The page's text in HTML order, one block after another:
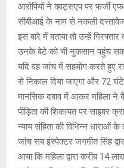
आरोपियों ने व्हाट्सएप पर फर्जी
सीबीआई के नाम से नकली
इस बारे में बताया तो उन्हें
उनके बेटे को भी नुकसान पहुंच
यदि वह जांच में सहयोग करते हुए
से निकाल दिया जाएगा और 72
मानसिक दबाव में आकर महिला ने
पीड़िता की शिकायत पर साइबर
न्याय संहिता की विभिन्न धाराओं
जांच सब इंस्पेक्टर जगमीत सिंह
आया कि महिला द्वारा करीब